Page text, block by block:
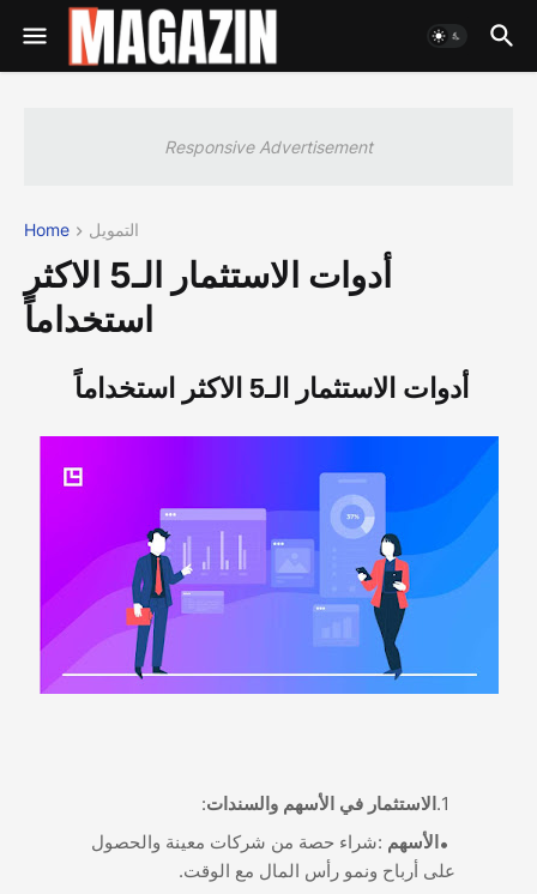
Responsive Advertisement
Home التمويل
أدوات الاستثمار الـ5 الاكثر
استخداماً
أدوات الاستثمار الـ5 الاكثر استخداماً
الاستثمار في الأسهم والسندات:
الأسهم :شراء حصة من شركات معينة والحصول
على أرباح ونمو رأس المال مع الوقت.